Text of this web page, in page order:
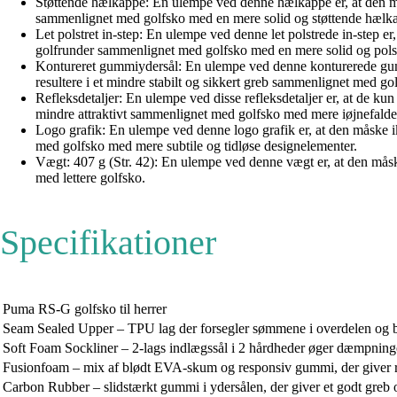
sammenlignet med golfsko med en mere solid og støttende
Let polstret in-step: En ulempe ved denne let polstrede in-step
golfrunder sammenlignet med golfsko med en mere solid og
Kontureret gummiydersål: En ulempe ved denne konturerede
resultere i et mindre stabilt og sikkert greb sammenlignet med
Refleksdetaljer: En ulempe ved disse refleksdetaljer er, at de
mindre attraktivt sammenlignet med golfsko med mere
Logo grafik: En ulempe ved denne logo grafik er, at den
med golfsko med mere subtile og tidløse designelementer.
Vægt: 407 g (Str. 42): En ulempe ved denne vægt er, at den
med lettere golfsko.
Specifikationer
Puma RS-G golfsko til herrer
Seam Sealed Upper – TPU lag der forsegler sømmene i overdelen og
Soft Foam Sockliner – 2-lags indlægssål i 2 hårdheder øger
Fusionfoam – mix af blødt EVA-skum og responsiv gummi, der giver
Carbon Rubber – slidstærkt gummi i ydersålen, der giver et godt greb